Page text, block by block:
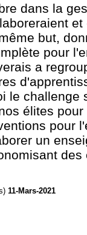
dans la
but,
pour
a
le challenge
élites
pour
un
11-Mars-2021